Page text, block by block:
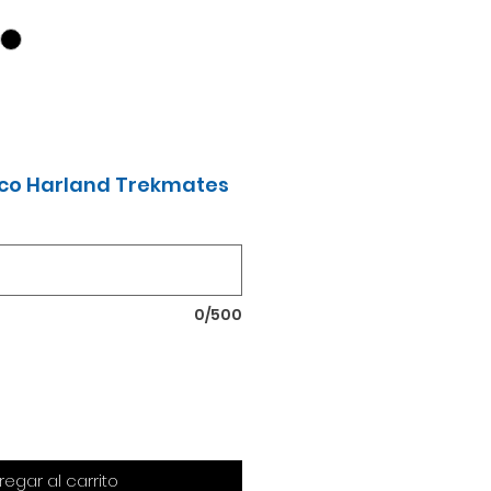
Harland Trekmates
0/500
al carrito